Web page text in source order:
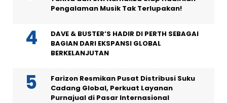
Pengalaman Musik Tak Terlupakan!
DAVE & BUSTER’S HADIR DI PERTH SEBAGAI
BAGIAN DARI EKSPANSI GLOBAL
BERKELANJUTAN
Farizon Resmikan Pusat Distribusi Suku
Cadang Global, Perkuat Layanan
Purnajual di Pasar Internasional